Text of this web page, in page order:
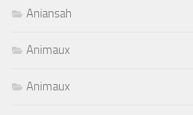
Aniansah
Animaux
Animaux